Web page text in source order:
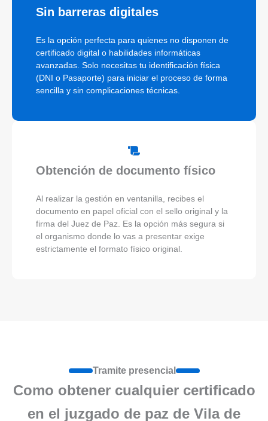
Sin barreras digitales
Es la opción perfecta para quienes no disponen de
certificado digital o habilidades informáticas
avanzadas. Solo necesitas tu identificación física
(DNI o Pasaporte) para iniciar el proceso de forma
sencilla y sin complicaciones técnicas.
Obtención de documento físico
Al realizar la gestión en ventanilla, recibes el
documento en papel oficial con el sello original y la
firma del Juez de Paz. Es la opción más segura si
el organismo donde lo vas a presentar exige
estrictamente el formato físico original.
Tramite presencial
Como obtener cualquier certificado
en el juzgado de paz de Vila de